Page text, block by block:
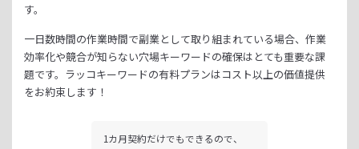
す。
一日数時間の作業時間で副業として取り組まれている場合、 作業
効率化や競合が知らない穴場キーワードの確保はとても重要な課
題です。 ラッコキーワードの有料プランはコスト以上の価値提供
をお約束します！
1カ月契約だけでもできるので、